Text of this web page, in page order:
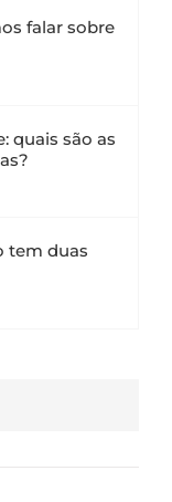
falar sobre
quais são as
tem duas